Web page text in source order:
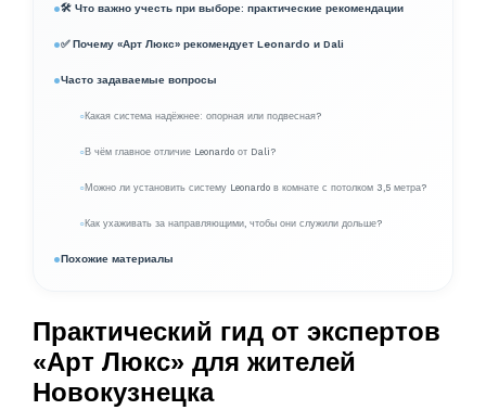
🛠️ Что важно учесть при выборе: практические рекомендации
✅ Почему «Арт Люкс» рекомендует Leonardo и Dali
Часто задаваемые вопросы
Какая система надёжнее: опорная или подвесная?
В чём главное отличие Leonardo от Dali?
Можно ли установить систему Leonardo в комнате с потолком 3,5 метра?
Как ухаживать за направляющими, чтобы они служили дольше?
Похожие материалы
Практический гид от экспертов
«Арт Люкс» для жителей
Новокузнецка